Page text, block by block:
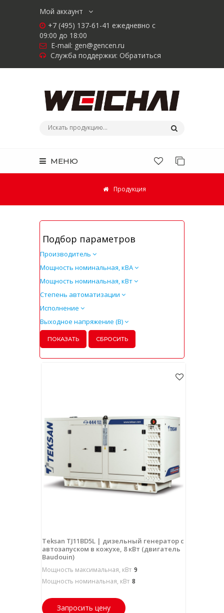
Мой аккаунт
+7 (495) 137-61-41 ежедневно с
09:00 до 18:00
E-mail: gen@gencen.ru
Служба поддержки: Обратиться
МЕНЮ
Продукция
Teksan TJ11BD5L | дизельный генератор с
автозапуском в кожухе, 8 кВт (двигатель
Baudouin)
Мощность максимальная, кВт 9
Мощность номинальная, кВт 8
Запросить цену
Подбор параметров
Производитель
Мощность номинальная, кВА
Мощность номинальная, кВт
Степень автоматизации
Исполнение
Выходное напряжение (В)